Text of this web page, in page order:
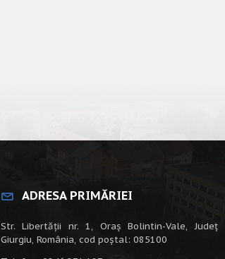
ADRESA PRIMĂRIEI
Str. Libertății nr. 1, Oraș Bolintin-Vale, Județ
Giurgiu, România, cod poștal: 085100